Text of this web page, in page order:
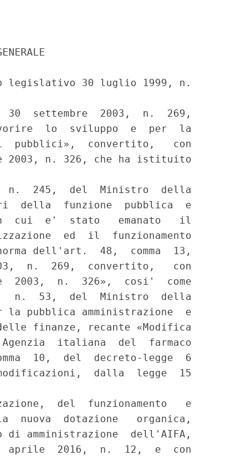
legislativo 30 luglio 1999, n.
30  settembre  2003,  n.  269,
lo  sviluppo  e  per  la
pubblici»,  convertito,   con
2003, n. 326, che ha istituito
n.  245,  del  Ministro  della
della  funzione  pubblica  e
cui  e'  stato   emanato   il
ed  il  funzionamento
dell'art.  48,  comma  13,
n.  269,  convertito,   con
2003,  n.  326»,  cosi'  come
n.  53,  del  Ministro  della
pubblica amministrazione  e
finanze, recante «Modifica
italiana  del  farmaco
10,  del  decreto-legge  6
dalla  legge  15
del  funzionamento   e
nuova  dotazione   organica,
amministrazione  dell'AIFA,
aprile  2016,  n.  12,  e  con